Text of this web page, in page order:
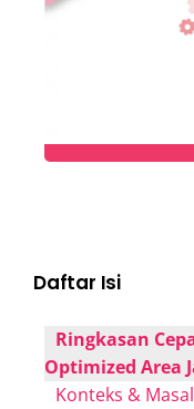
Daftar Isi
Ringkasan
Optimized Area
Konteks &